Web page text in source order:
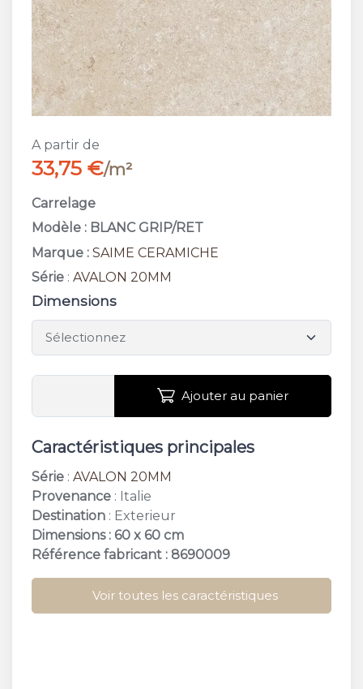
A partir de
33,75 €/m²
Carrelage
Modèle : BLANC GRIP/RET
Marque : SAIME CERAMICHE
Série : AVALON 20MM
Dimensions
Ajouter au panier
Caractéristiques principales
Série : AVALON 20MM
Provenance : Italie
Destination : Exterieur
Dimensions : 60 x 60 cm
Référence fabricant : 8690009
Voir toutes les caractéristiques